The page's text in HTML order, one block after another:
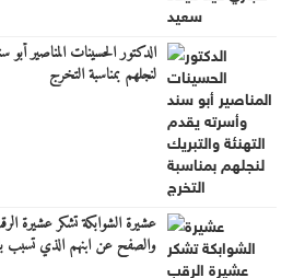
الدكتور الحسينات المناصير أبو
لنجلهم بمناسبة التخرج
عشيرة الشوابكة تشكر عشيرة
والصفح عن ابنهم الذي تسبب